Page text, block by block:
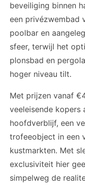
beveiliging binnen
een privézwembad
poolbar en
sfeer, terwijl het
plonsbad en
hoger niveau tilt.
Met prijzen vanaf
veeleisende kopers
hoofdverblijf, een
trofeeobject in een
kustmarkten. Met
exclusiviteit hier
simpelweg de